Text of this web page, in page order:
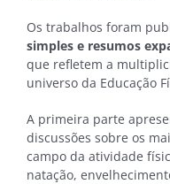
Os trabalhos foram
simples e resumos
que refletem a
universo da Educação
A primeira parte
discussões sobre os
campo da atividade
natação,